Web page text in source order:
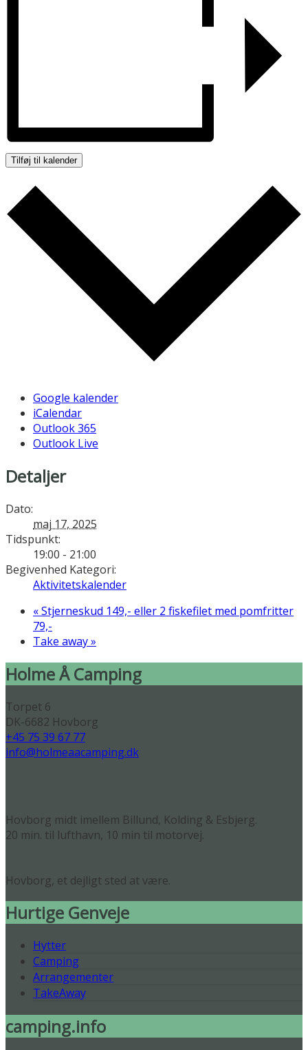
Tilføj til kalender
Google kalender
iCalendar
Outlook 365
Outlook Live
Detaljer
Dato:
maj 17, 2025
Tidspunkt:
19:00 - 21:00
Begivenhed Kategori:
Aktivitetskalender
«Stjerneskud 149,- eller 2 fiskefilet med pomfritter
79,-
Take away»
Holme Å Camping
Torpet 6
DK-6682 Hovborg
+45 75 39 67 77
info@holmeaacamping.dk
Hovborg midt imellem Billund, Kolding & Esbjerg.
20 min. til lufthavn, 10 min til motorvej.
Hovborg, et dejligt sted at være.
Hurtige Genveje
Hytter
Camping
Arrangementer
TakeAway
camping.info